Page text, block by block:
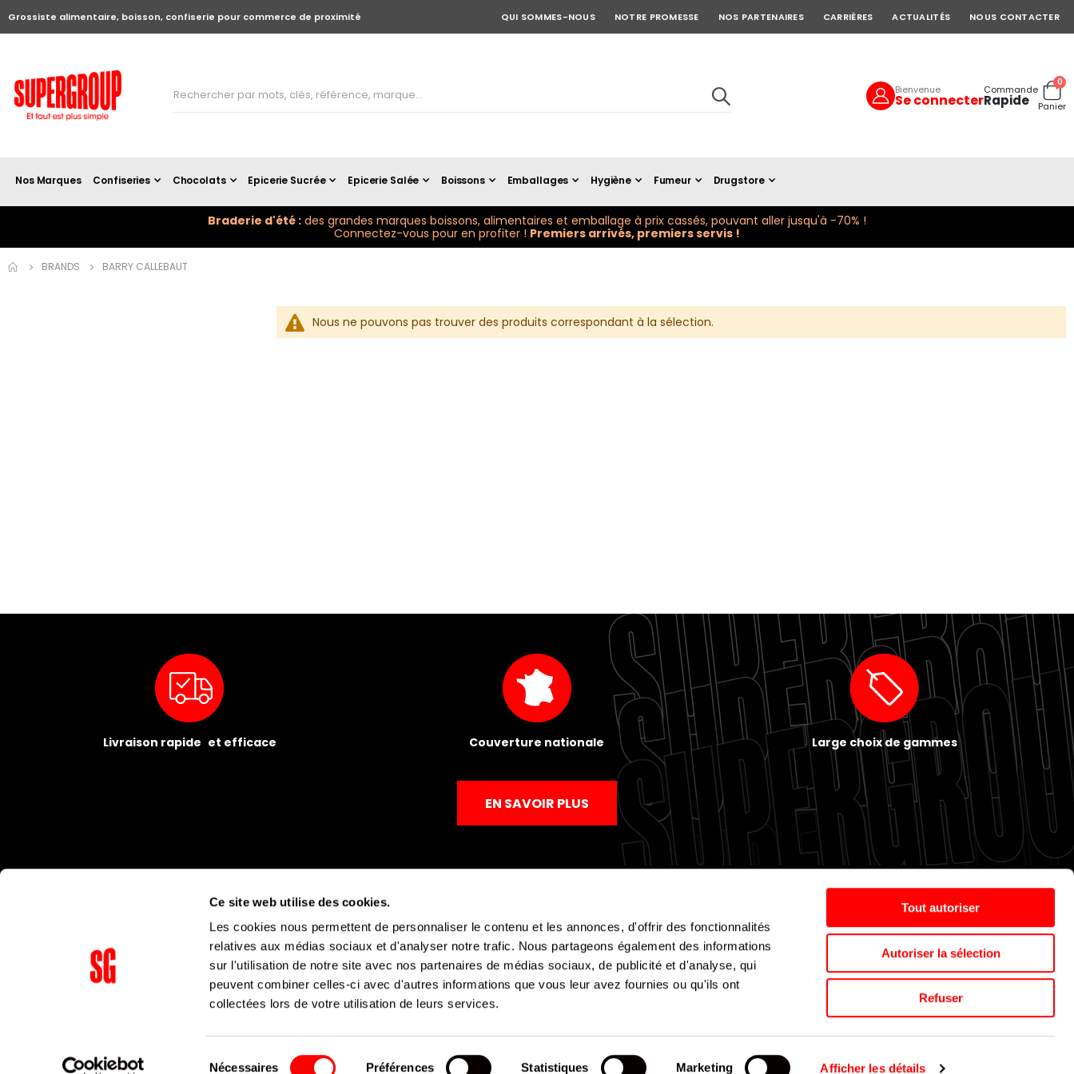
Ce site web utilise des cookies.
Les cookies nous permettent de personnaliser le contenu et les annonces, d'offrir des fonctionnalités
relatives aux médias sociaux et d'analyser notre trafic. Nous partageons également des informations
sur l'utilisation de notre site avec nos partenaires de médias sociaux, de publicité et d'analyse, qui
peuvent combiner celles-ci avec d'autres informations que vous leur avez fournies ou qu'ils ont
collectées lors de votre utilisation de leurs services.
Nécessaires Préférences Statistiques Marketing Afficher les détails
Tout autoriser
Autoriser la sélection
Refuser
Grossiste alimentaire, boisson, confiserie pour commerce de proximité QUI SOMMES-NOUS NOTRE PROMESSE NOS PARTENAIRES CARRIÈRES ACTUALITÉS NOUS CONTACTER
Bienvenue
Se connecter
Commande
Rapide Cart
0
Panier
Nos Marques Confiseries Chocolats Epicerie Sucrée Epicerie Salée Boissons Emballages Hygiène Fumeur Drugstore
Braderie d'été : des grandes marques boissons, alimentaires et emballage à prix cassés, pouvant aller jusqu'à -70% !
Connectez-vous pour en profiter ! Premiers arrivés, premiers servis !
BRANDS BARRY CALLEBAUT
Nous ne pouvons pas trouver des produits correspondant à la sélection.
Livraison rapide et efficace Couverture nationale Large choix de gammes
EN SAVOIR PLUS
Mentions légales Politique de confidentialité CGV Politique de cookies Nos agences Espace presse
Supergroup © 2024. All Rights Reserved